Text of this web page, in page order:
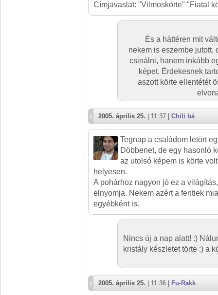
Címjavaslat: "Vilmoskörte" "Fiatal
És a háttéren mit
nekem is eszembe jutott,
csinálni, hanem inkább
képet. Érdekesnek
aszott körte ellentétét
2005. április 25. | 11:37 | Chili bá
Tegnap a családom letört
Döbbenet, de egy hasonló
az utolsó képem is körte
helyesen.
A pohárhoz nagyon jó ez a
elnyomja. Nekem azért a fentiek
egyébként is.
Nincs új a nap alatt! :)
kristály készletet törte :) a
2005. április 25. | 11:36 | Fu-Rakk